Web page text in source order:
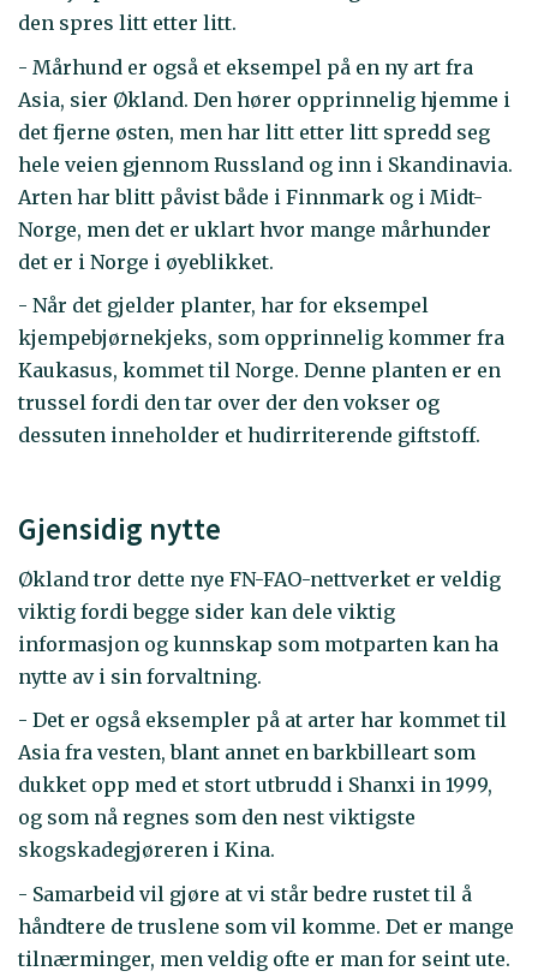
den spres litt etter litt.
- Mårhund er også et eksempel på en ny art fra
Asia, sier Økland. Den hører opprinnelig hjemme i
det fjerne østen, men har litt etter litt spredd seg
hele veien gjennom Russland og inn i Skandinavia.
Arten har blitt påvist både i Finnmark og i Midt-
Norge, men det er uklart hvor mange mårhunder
det er i Norge i øyeblikket.
- Når det gjelder planter, har for eksempel
kjempebjørnekjeks, som opprinnelig kommer fra
Kaukasus, kommet til Norge. Denne planten er en
trussel fordi den tar over der den vokser og
dessuten inneholder et hudirriterende giftstoff.
Gjensidig nytte
Økland tror dette nye FN-FAO-nettverket er veldig
viktig fordi begge sider kan dele viktig
informasjon og kunnskap som motparten kan ha
nytte av i sin forvaltning.
- Det er også eksempler på at arter har kommet til
Asia fra vesten, blant annet en barkbilleart som
dukket opp med et stort utbrudd i Shanxi in 1999,
og som nå regnes som den nest viktigste
skogskadegjøreren i Kina.
- Samarbeid vil gjøre at vi står bedre rustet til å
håndtere de truslene som vil komme. Det er mange
tilnærminger, men veldig ofte er man for seint ute.